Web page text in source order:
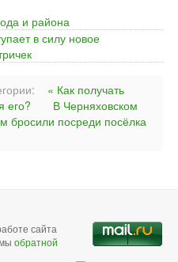
и района
в силу новое
« Как получать
его?
В Черняховском
бросили посреди посёлка
сайта
обратной